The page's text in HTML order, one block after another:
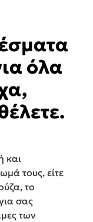
όλα
και
τους, είτε
το
σας
των